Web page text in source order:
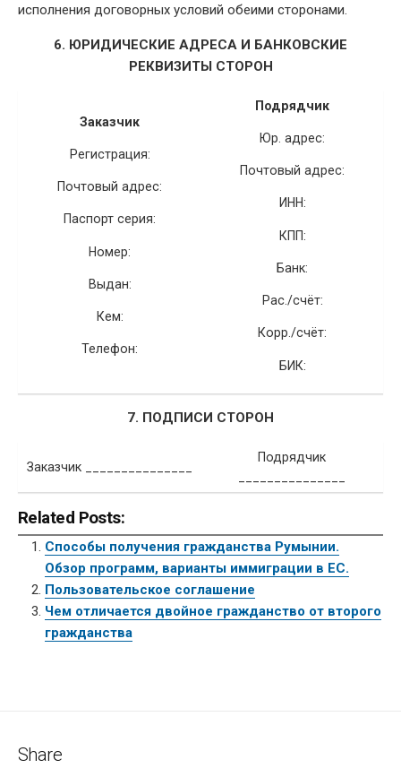
исполнения договорных условий обеими сторонами.
6. ЮРИДИЧЕСКИЕ АДРЕСА И БАНКОВСКИЕ
РЕКВИЗИТЫ СТОРОН
Заказчик
Регистрация:
Почтовый адрес:
Паспорт серия:
Номер:
Выдан:
Кем:
Телефон:
Подрядчик
Юр. адрес:
Почтовый адрес:
ИНН:
КПП:
Банк:
Рас./счёт:
Корр./счёт:
БИК:
7. ПОДПИСИ СТОРОН
Заказчик _______________
Подрядчик
Related Posts:
Способы получения гражданства Румынии.
Обзор программ, варианты иммиграции в ЕС.
Пользовательское соглашение
Чем отличается двойное гражданство от второго
гражданства
Share